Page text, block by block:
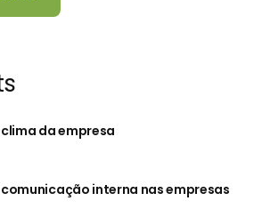
da empresa
interna nas empresas